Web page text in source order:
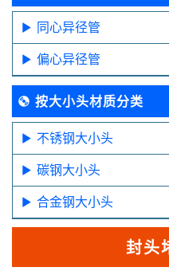
同心异径管
偏心异径管
按大小头材质分类
不锈钢大小头
碳钢大小头
合金钢大小头
封头